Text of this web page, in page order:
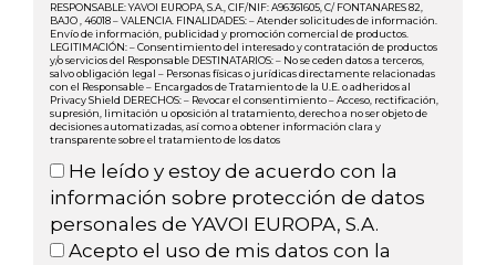
RESPONSABLE: YAVOI EUROPA, S.A., CIF/NIF: A96361605, C/ FONTANARES 82,
BAJO , 46018 – VALENCIA. FINALIDADES: – Atender solicitudes de información.
Envío de información, publicidad y promoción comercial de productos.
LEGITIMACIÓN: – Consentimiento del interesado y contratación de productos
y/o servicios del Responsable DESTINATARIOS: – No se ceden datos a terceros,
salvo obligación legal – Personas físicas o jurídicas directamente relacionadas
con el Responsable – Encargados de Tratamiento de la U.E. o adheridos al
Privacy Shield DERECHOS: – Revocar el consentimiento – Acceso, rectificación,
supresión, limitación u oposición al tratamiento, derecho a no ser objeto de
decisiones automatizadas, así como a obtener información clara y
transparente sobre el tratamiento de los datos
He leído y estoy de acuerdo con la
información sobre protección de datos
personales de YAVOI EUROPA, S.A.
Acepto el uso de mis datos con la